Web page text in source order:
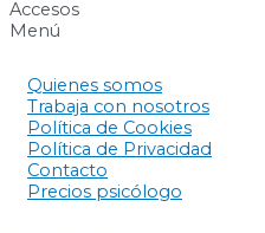
Accesos
Menú
Quienes somos
Trabaja con nosotros
Política de Cookies
Política de Privacidad
Contacto
Precios psicólogo